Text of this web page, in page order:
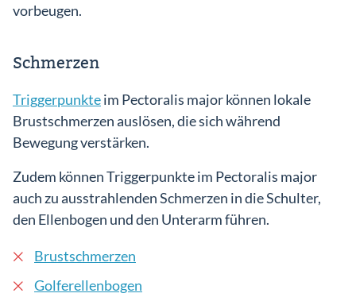
vorbeugen.
Schmerzen
Triggerpunkteim Pectoralis major können lokale
Brustschmerzen auslösen, die sich während
Bewegung verstärken.
Zudem können Triggerpunkte im Pectoralis major
auch zu ausstrahlenden Schmerzen in die Schulter,
den Ellenbogen und den Unterarm führen.
Brustschmerzen
Golferellenbogen